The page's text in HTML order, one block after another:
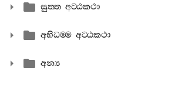
සුත‍්ත අට‍්ඨකථා
අභිධම‍්ම අට‍්ඨකථා
අන්‍ය